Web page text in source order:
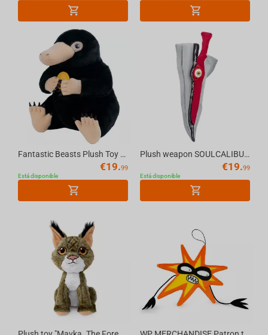
Fantastic Beasts Plush Toy — Niffler, 23 cm
€19.99
Está disponible
Plush weapon SOULCALIBUR Soul Edge Sword, 81 cm
€19.99
Está disponible